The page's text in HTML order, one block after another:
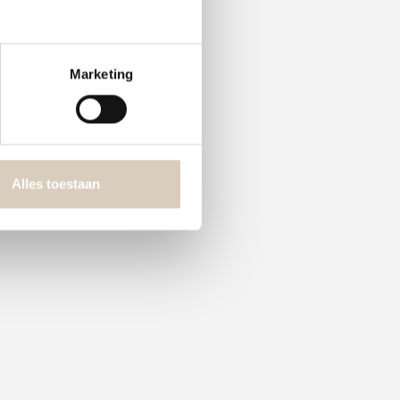
Marketing
Alles toestaan